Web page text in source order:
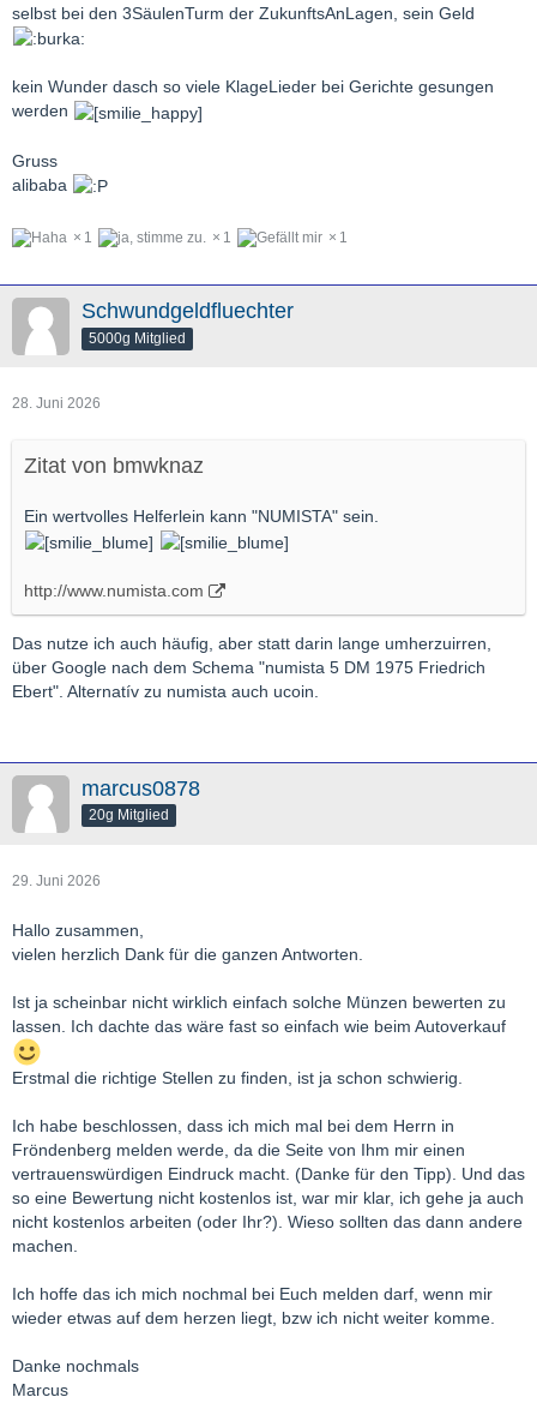
selbst bei den 3SäulenTurm der ZukunftsAnLagen, sein Geld
kein Wunder dasch so viele KlageLieder bei Gerichte gesungen
werden
Gruss
alibaba
1 1 1
Schwundgeldfluechter
5000g Mitglied
28. Juni 2026
Zitat von bmwknaz
Ein wertvolles Helferlein kann "NUMISTA" sein.
http://www.numista.com
Das nutze ich auch häufig, aber statt darin lange umherzuirren,
über Google nach dem Schema "numista 5 DM 1975 Friedrich
Ebert". Alternatív zu numista auch ucoin.
marcus0878
20g Mitglied
29. Juni 2026
Hallo zusammen,
vielen herzlich Dank für die ganzen Antworten.
Ist ja scheinbar nicht wirklich einfach solche Münzen bewerten zu
lassen. Ich dachte das wäre fast so einfach wie beim Autoverkauf
Erstmal die richtige Stellen zu finden, ist ja schon schwierig.
Ich habe beschlossen, dass ich mich mal bei dem Herrn in
Fröndenberg melden werde, da die Seite von Ihm mir einen
vertrauenswürdigen Eindruck macht. (Danke für den Tipp). Und das
so eine Bewertung nicht kostenlos ist, war mir klar, ich gehe ja auch
nicht kostenlos arbeiten (oder Ihr?). Wieso sollten das dann andere
machen.
Ich hoffe das ich mich nochmal bei Euch melden darf, wenn mir
wieder etwas auf dem herzen liegt, bzw ich nicht weiter komme.
Danke nochmals
Marcus